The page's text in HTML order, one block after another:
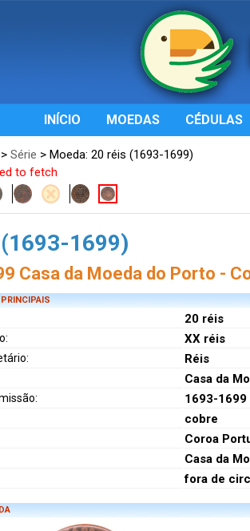
INÍCIO MOEDAS CÉDULAS
> Série > Moeda: 20 réis (1693-1699)
to fetch
1699)
Casa da Moeda do Porto -
20 réis
XX réis
Réis
Casa da
1693-1699
cobre
Coroa
Casa da
fora de